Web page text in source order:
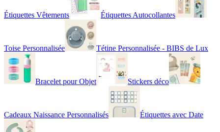
Étiquettes Vêtements Étiquettes Autocollantes
Toise Personnalisée Tétine Personnalisée - BIBS de Lux
Bracelet pour Objet Stickers déco
Cadeaux Naissance Personnalisés Étiquettes avec Date